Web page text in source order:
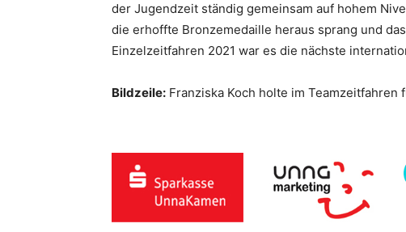
der Jugendzeit ständig gemeinsam auf hohem
die erhoffte Bronzemedaille heraus sprang und
Einzelzeitfahren 2021 war es die nächste
Bildzeile: Franziska Koch holte im Teamzeitfahren